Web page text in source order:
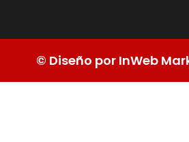
© Diseño por InWeb